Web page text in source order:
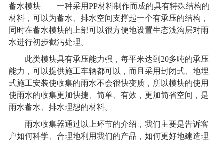
蓄水模块——一种采用PP材料制作而成的具有特殊结构的
材料，可以为蓄水、排水空间支撑起一个有承压的结构，
同时在蓄水模块的上部可以很方便地设置生态浅沟层对雨
水进行初步截污处理。
此类模块具有承压能力强，每平米达到20多吨的承压
能力，可以提供施工车辆都可以，而且采用封闭式、地埋
式施工安装使收集的雨水不会很快变质，所以模块的使用
使雨水的收集更加快捷、简单、有效，更加简省空间，是
雨水蓄水、排水理想的材料。
雨水收集器通过以上环节的介绍，我们主要是告诉客
户如何科学、合理地利用我们的产品，如何更好地建造理